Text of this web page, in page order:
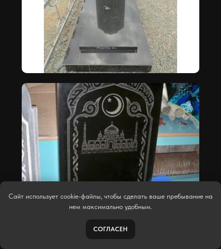
Сайт использует cookie-файлы, чтобы сделать ваше пребывание на
нем максимально удобным.
СОГЛАСЕН